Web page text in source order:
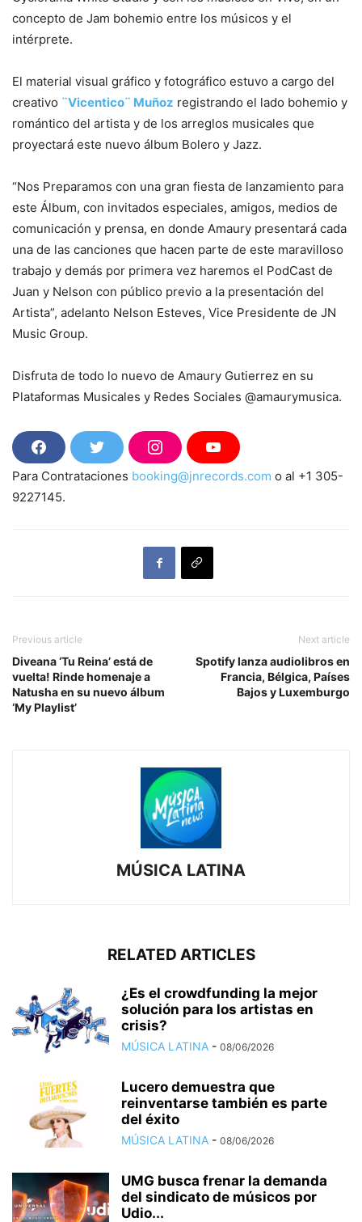
concepto de Jam bohemio entre los músicos y el
intérprete.
El material visual gráfico y fotográfico estuvo a cargo del
creativo ¨Vicentico¨ Muñoz registrando el lado bohemio y
romántico del artista y de los arreglos musicales que
proyectará este nuevo álbum Bolero y Jazz.
“Nos Preparamos con una gran fiesta de lanzamiento para
este Álbum, con invitados especiales, amigos, medios de
comunicación y prensa, en donde Amaury presentará cada
una de las canciones que hacen parte de este maravilloso
trabajo y demás por primera vez haremos el PodCast de
Juan y Nelson con público previo a la presentación del
Artista”, adelanto Nelson Esteves, Vice Presidente de JN
Music Group.
Disfruta de todo lo nuevo de Amaury Gutierrez en su
Plataformas Musicales y Redes Sociales @amaurymusica.
F
a
c
e
b
w
i
I
n
s
m
Y
o
u
Para Contrataciones booking@jnrecords.com o al +1 305-
9227145.
Previous article
Diveana ‘Tu Reina’ está de
vuelta! Rinde homenaje a
Natusha en su nuevo álbum
‘My Playlist’
Next article
Spotify lanza audiolibros en
Francia, Bélgica, Países
Bajos y Luxemburgo
MÚSICA LATINA
RELATED ARTICLES
¿Es el crowdfunding la mejor
solución para los artistas en
crisis?
MÚSICA LATINA - 08/06/2026
Lucero demuestra que
reinventarse también es parte
del éxito
MÚSICA LATINA - 08/06/2026
UMG busca frenar la demanda
del sindicato de músicos por
Udio...